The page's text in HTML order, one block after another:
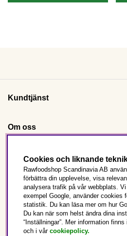
Kundtjänst
Om oss
Följ oss
Det här är Rawfoodshop
Sverige
Cookies och liknande
Rawfoodshop Scandinavia AB
förbättra din upplevelse, visa
analysera trafik på vår webbplats. Vi
exempel Google, använder cookies
statistik. Du kan läsa mer om hur
Du kan när som helst ändra dina
“Inställningar”. Mer information finns
och i vår cookiepolicy.